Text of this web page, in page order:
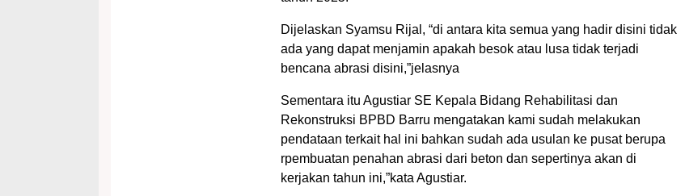
Dijelaskan Syamsu Rijal, “di antara kita semua yang hadir disini tidak
ada yang dapat menjamin apakah besok atau lusa tidak terjadi
bencana abrasi disini,”jelasnya
Sementara itu Agustiar SE Kepala Bidang Rehabilitasi dan
Rekonstruksi BPBD Barru mengatakan kami sudah melakukan
pendataan terkait hal ini bahkan sudah ada usulan ke pusat berupa
rpembuatan penahan abrasi dari beton dan sepertinya akan di
kerjakan tahun ini,”kata Agustiar.